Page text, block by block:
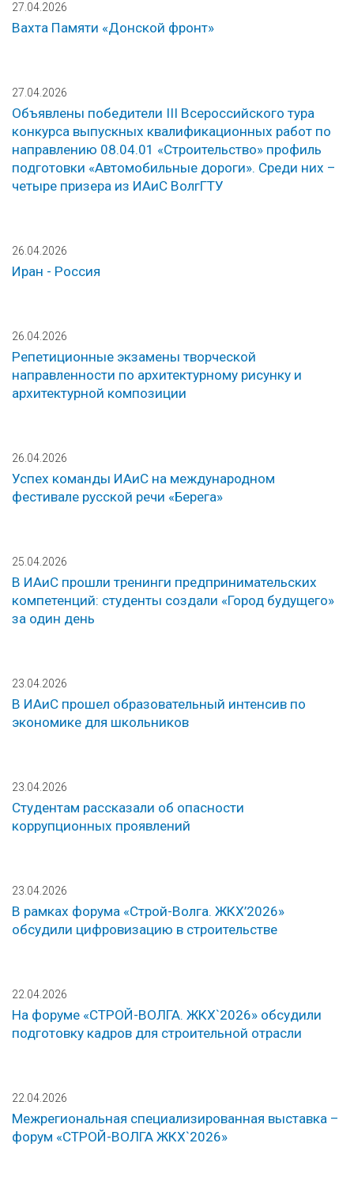
27.04.2026
Вахта Памяти «Донской фронт»
27.04.2026
Объявлены победители III Всероссийского тура
конкурса выпускных квалификационных работ по
направлению 08.04.01 «Строительство» профиль
подготовки «Автомобильные дороги». Среди них –
четыре призера из ИАиС ВолгГТУ
26.04.2026
Иран - Россия
26.04.2026
Репетиционные экзамены творческой
направленности по архитектурному рисунку и
архитектурной композиции
26.04.2026
Успех команды ИАиС на международном
фестивале русской речи «Берега»
25.04.2026
В ИАиС прошли тренинги предпринимательских
компетенций: студенты создали «Город будущего»
за один день
23.04.2026
В ИАиС прошел образовательный интенсив по
экономике для школьников
23.04.2026
Студентам рассказали об опасности
коррупционных проявлений
23.04.2026
В рамках форума «Строй-Волга. ЖКХ’2026»
обсудили цифровизацию в строительстве
22.04.2026
На форуме «СТРОЙ-ВОЛГА. ЖКХ`2026» обсудили
подготовку кадров для строительной отрасли
22.04.2026
Межрегиональная специализированная выставка –
форум «СТРОЙ-ВОЛГА ЖКХ`2026»